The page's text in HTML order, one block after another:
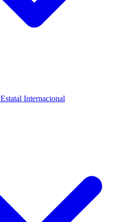
Estatal Internacional